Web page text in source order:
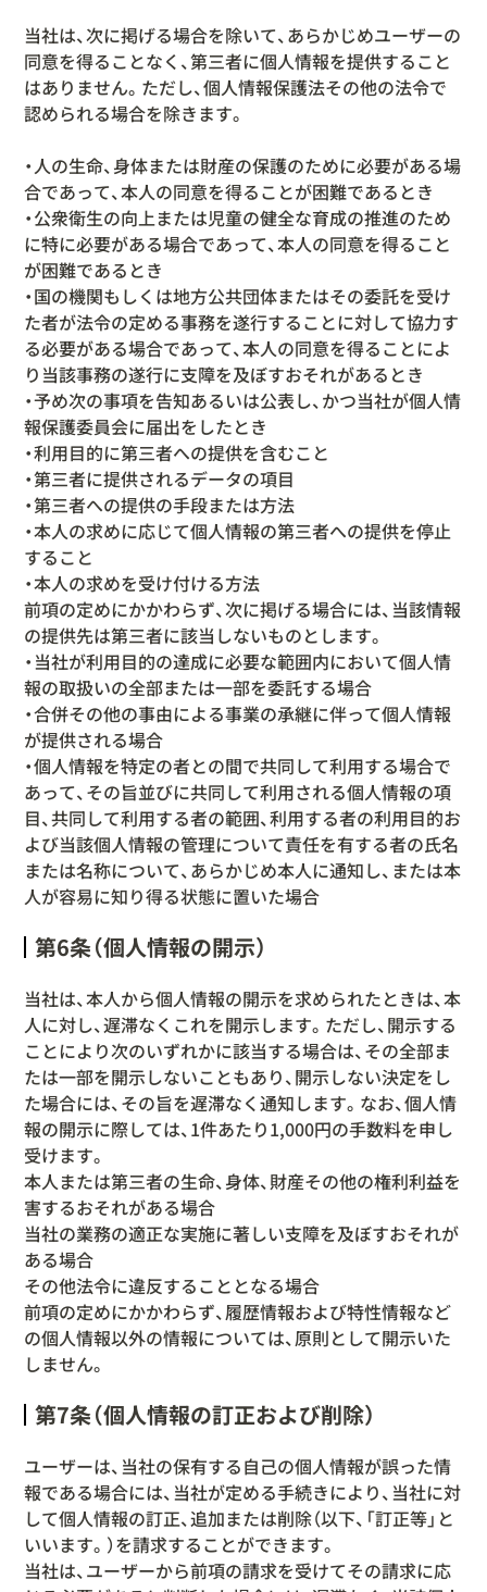
当社は、次に掲げる場合を除いて、あらかじめユーザーの
同意を得ることなく、第三者に個人情報を提供すること
はありません。ただし、個人情報保護法その他の法令で
認められる場合を除きます。
・人の生命、身体または財産の保護のために必要がある場
合であって、本人の同意を得ることが困難であるとき
・公衆衛生の向上または児童の健全な育成の推進のため
に特に必要がある場合であって、本人の同意を得ること
が困難であるとき
・国の機関もしくは地方公共団体またはその委託を受け
た者が法令の定める事務を遂行することに対して協力す
る必要がある場合であって、本人の同意を得ることによ
り当該事務の遂行に支障を及ぼすおそれがあるとき
・予め次の事項を告知あるいは公表し、かつ当社が個人情
報保護委員会に届出をしたとき
・利用目的に第三者への提供を含むこと
・第三者に提供されるデータの項目
・第三者への提供の手段または方法
・本人の求めに応じて個人情報の第三者への提供を停止
すること
・本人の求めを受け付ける方法
前項の定めにかかわらず、次に掲げる場合には、当該情報
の提供先は第三者に該当しないものとします。
・当社が利用目的の達成に必要な範囲内において個人情
報の取扱いの全部または一部を委託する場合
・合併その他の事由による事業の承継に伴って個人情報
が提供される場合
・個人情報を特定の者との間で共同して利用する場合で
あって、その旨並びに共同して利用される個人情報の項
目、共同して利用する者の範囲、利用する者の利用目的お
よび当該個人情報の管理について責任を有する者の氏名
または名称について、あらかじめ本人に通知し、または本
人が容易に知り得る状態に置いた場合
第6条（個人情報の開示）
当社は、本人から個人情報の開示を求められたときは、本
人に対し、遅滞なくこれを開示します。ただし、開示する
ことにより次のいずれかに該当する場合は、その全部ま
たは一部を開示しないこともあり、開示しない決定をし
た場合には、その旨を遅滞なく通知します。なお、個人情
報の開示に際しては、1件あたり1,000円の手数料を申し
受けます。
本人または第三者の生命、身体、財産その他の権利利益を
害するおそれがある場合
当社の業務の適正な実施に著しい支障を及ぼすおそれが
ある場合
その他法令に違反することとなる場合
前項の定めにかかわらず、履歴情報および特性情報など
の個人情報以外の情報については、原則として開示いた
しません。
第7条（個人情報の訂正および削除）
ユーザーは、当社の保有する自己の個人情報が誤った情
報である場合には、当社が定める手続きにより、当社に対
して個人情報の訂正、追加または削除（以下、「訂正等」と
いいます。）を請求することができます。
当社は、ユーザーから前項の請求を受けてその請求に応